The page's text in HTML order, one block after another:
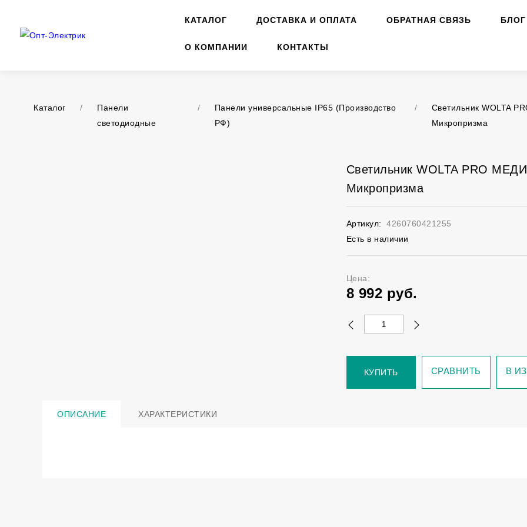
КАТАЛОГ ДОСТАВКА И ОПЛАТА ОБРАТНАЯ СВЯЗЬ БЛОГ
О КОМПАНИИ КОНТАКТЫ
Каталог /
Панели
светодиодные
/
Панели универсальные IP65 (Производство
РФ)
/
Светильник WOLTA
Микропризма
Светильник WOLTA PRO
Микропризма
Артикул:
4260760421255
Есть в наличии
Цена:
8 992 руб.
КУПИТЬ СРАВНИТЬ В
ОПИСАНИЕ ХАРАКТЕРИСТИКИ